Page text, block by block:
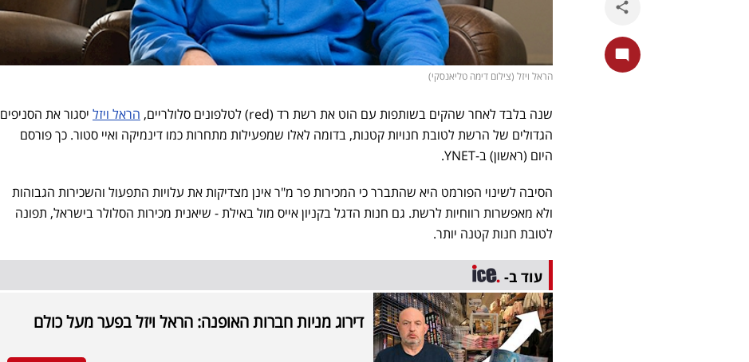
הראל ויזל (צילום דימה טליאנסקי)
שנה בלבד לאחר שהקים בשותפות עם הוט את רשת רד (red) לטלפונים סלולריים, הראל ויזל יסגור את הסניפים
הגדולים של הרשת לטובת חנויות קטנות, בדומה לאלו שמפעילות מתחרות כמו דינמיקה ואיי סטור. כך פורסם
היום (ראשון) ב-YNET.
הסיבה לשינוי הפורמט היא שהתברר כי המכירות פר מ"ר אינן מצדיקות את עלויות התפעול והשכירות הגבוהות
ולא מאפשרות רווחיות לרשת. גם חנות הדגל בקניון אייס מול באילת - שיאנית מכירות הסלולר בישראל, תפונה
לטובת חנות קטנה יותר.
עוד ב-
דירוג מניות חברות האופנה: הראל ויזל בפער מעל כולם